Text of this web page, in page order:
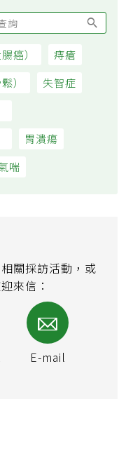
癌）
痔瘡
）
失智症
胃潰瘍
喘
關採訪活動，或
來信：
E-mail